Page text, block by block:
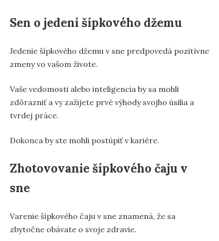
Sen o jedení šípkového džemu
Jedenie šípkového džemu v sne predpovedá pozitívne
zmeny vo vašom živote.
Vaše vedomosti alebo inteligencia by sa mohli
zdôrazniť a vy zažijete prvé výhody svojho úsilia a
tvrdej práce.
Dokonca by ste mohli postúpiť v kariére.
Zhotovovanie šípkového čaju v
sne
Varenie šípkového čaju v sne znamená, že sa
zbytočne obávate o svoje zdravie.